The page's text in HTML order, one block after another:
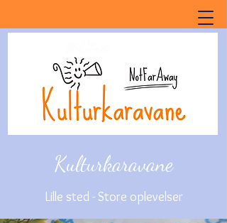
Kulturkaravane
Lille sted - Store oplevelser